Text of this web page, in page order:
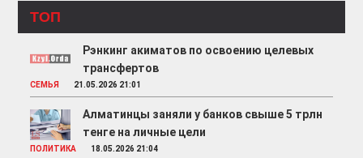
ТОП
Рэнкинг акиматов по освоению целевых
трансфертов
СЕМЬЯ 21.05.2026 21:01
Алматинцы заняли у банков свыше 5 трлн
тенге на личные цели
ПОЛИТИКА 18.05.2026 21:04